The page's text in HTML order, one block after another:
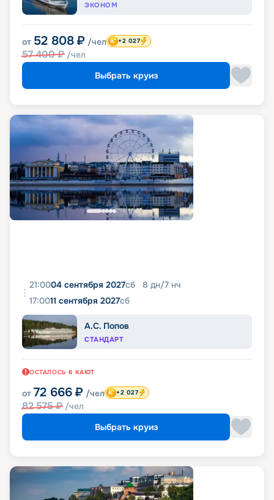
ЭКОНОМ
от 52 808 ₽ /чел
57 400₽ /чел
+2 027
Выбрать круиз
21:0004 сентября 2027сб 8 дн/7 нч
17:0011 сентября 2027сб
А.С. Попов
СТАНДАРТ
ОСТАЛОСЬ 6 КАЮТ
от 72 666 ₽ /чел
82 575₽ /чел
+2 027
Выбрать круиз